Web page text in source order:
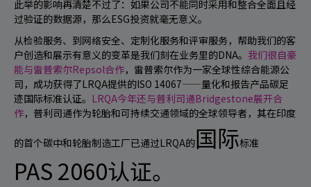
此举的影响再清楚不过了：如果公司不能同时采用和整合全面且经
过验证的数据源，那么ESG投资就毫无意义。
从检验服务、到网络安全、定制化服务和评审服务，帮助我们的客
户创造和展示有意义的变革是我们刻在业务里的DNA。 我们很自豪
能与雷普索尔Repsol合作，雷普索尔作为一家全球性综合能源公
司，成功获得了LRQA提供的ISO 14067——量化和报告产品碳足
迹国际标准认证。 LRQA今年还与普利司通Bridgestone展开合
作，普利司通作为轮胎和可持续交通领域的全球领导者， 其在印度
的首个碳中和轮胎制造工厂已通过LRQA的国际标准
PAS 2060认证。